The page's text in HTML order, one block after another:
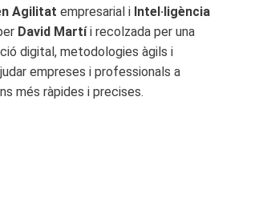
Agilitat empresarial i Intel·ligència
David Martíi recolzada per una
digital, metodologies àgils i
empreses i professionals a
més ràpides i precises.